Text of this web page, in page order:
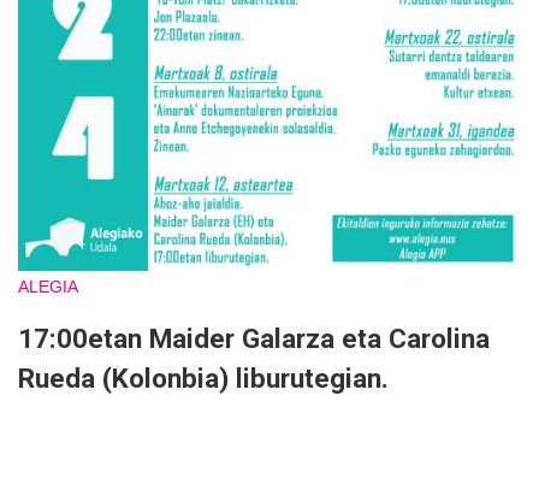
ALEGIA
17:00etan Maider Galarza eta Carolina
Rueda (Kolonbia) liburutegian.